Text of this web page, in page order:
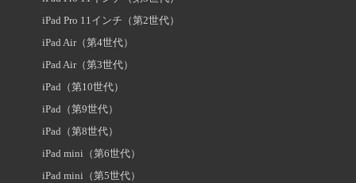
iPad Pro 11インチ（第2世代）
iPad Air（第4世代）
iPad Air（第3世代）
iPad（第10世代）
iPad（第9世代）
iPad（第8世代）
iPad mini（第6世代）
iPad mini（第5世代）